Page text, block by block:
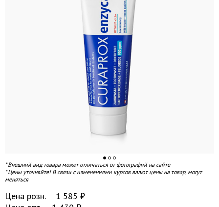
* Внешний вид товара может отличаться от фотографий на сайте
* Цены уточняйте! В связи с изменениями курсов валют цены на товар, могут
меняться
Цена розн. 1 585 ₽